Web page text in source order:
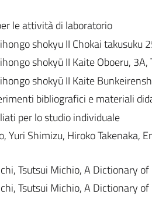
le attività di laboratorio
shokyu II Chokai takusuku
shokyū II Kaite Oboeru, 3A,
shokyū II Kaite
bibliografici e materiali
per lo studio individuale
Yuri Shimizu, Hiroko Takenaka,
Tsutsui Michio, A Dictionary
Tsutsui Michio, A Dictionary